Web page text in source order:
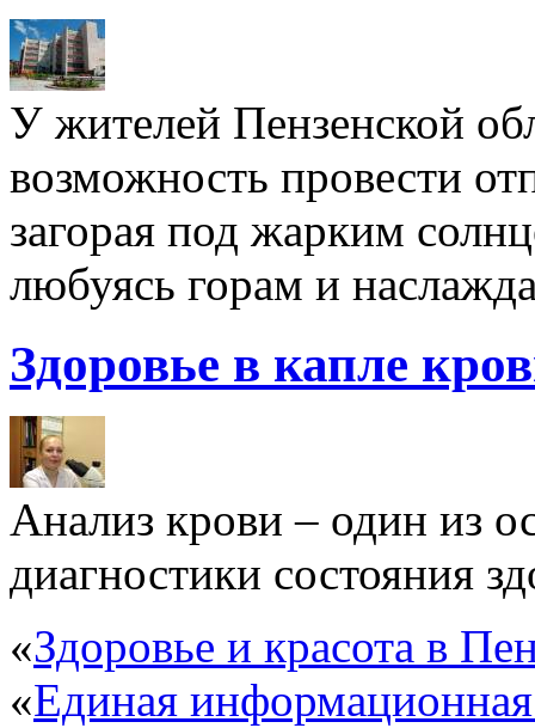
У жителей Пензенской
возможность провести
загорая под жарким
любуясь горам и
Здоровье в капле
Анализ крови – один из
диагностики состояния
«Здоровье и красота в
«Единая